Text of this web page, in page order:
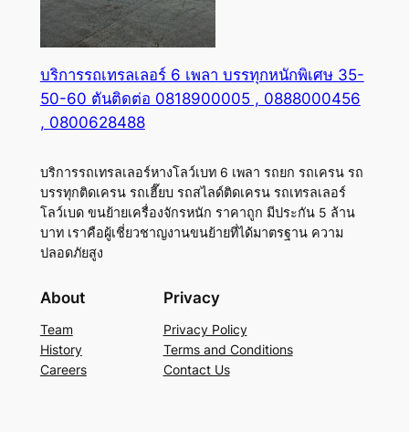
บริการรถเทรลเลอร์ 6 เพลา บรรทุกหนักพิเศษ 35-
50-60 ตันติดต่อ 0818900005 , 0888000456
, 0800628488
บริการรถเทรลเลอร์หางโลว์เบท 6 เพลา รถยก รถเครน รถ
บรรทุกติดเครน รถเฮี๊ยบ รถสไลด์ติดเครน รถเทรลเลอร์
โลว์เบด ขนย้ายเครื่องจักรหนัก ราคาถูก มีประกัน 5 ล้าน
บาท เราคือผู้เชี่ยวชาญงานขนย้ายที่ได้มาตรฐาน ความ
ปลอดภัยสูง
About
Team
History
Careers
Privacy
Privacy Policy
Terms and Conditions
Contact Us